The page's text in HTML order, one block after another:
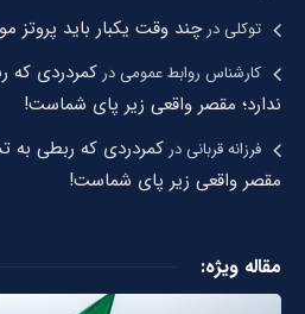
توکلیدرچند وقت یکبار باید پروتز
کارشناس روابط عمومیدر کمردردی
ندارد؛ مقصر واقعی زیر پای شماست!
فرزانه قربانیدر کمردردی که ربطی به
مقصر واقعی زیر پای شماست!
مقاله ویژه: